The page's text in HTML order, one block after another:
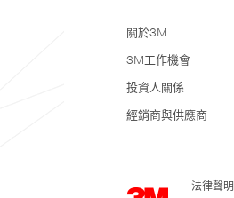
關於3M
3M工作機會
投資人關係
經銷商與供應商
法律聲明